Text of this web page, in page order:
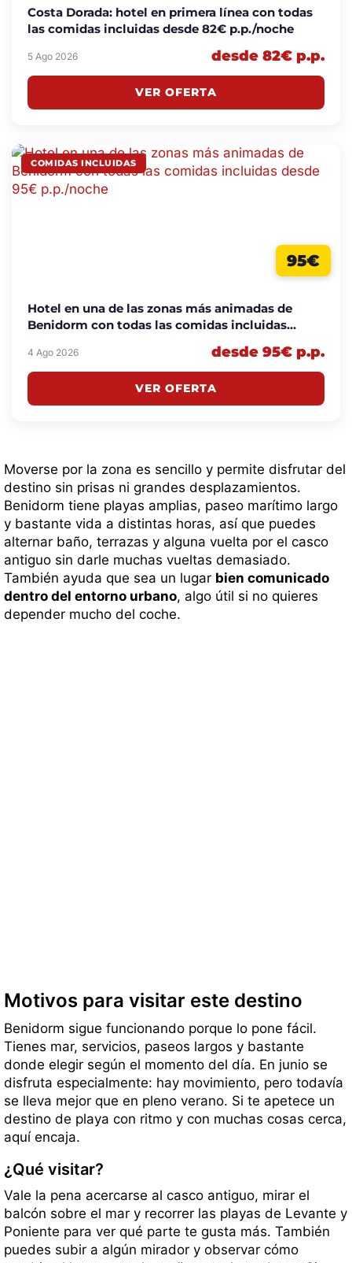
Costa Dorada: hotel en primera línea con todas
las comidas incluidas desde 82€ p.p./noche
5 Ago 2026 desde 82€ p.p.
VER OFERTA
COMIDAS INCLUIDAS
95€
Hotel en una de las zonas más animadas de
Benidorm con todas las comidas incluidas
4 Ago 2026 desde 95€ p.p.
VER OFERTA
Moverse por la zona es sencillo y permite disfrutar del
destino sin prisas ni grandes desplazamientos.
Benidorm tiene playas amplias, paseo marítimo largo
y bastante vida a distintas horas, así que puedes
alternar baño, terrazas y alguna vuelta por el casco
antiguo sin darle muchas vueltas demasiado.
También ayuda que sea un lugar bien comunicado
dentro del entorno urbano, algo útil si no quieres
depender mucho del coche.
Motivos para visitar este destino
Benidorm sigue funcionando porque lo pone fácil.
Tienes mar, servicios, paseos largos y bastante
donde elegir según el momento del día. En junio se
disfruta especialmente: hay movimiento, pero todavía
se lleva mejor que en pleno verano. Si te apetece un
destino de playa con ritmo y con muchas cosas cerca,
aquí encaja.
¿Qué visitar?
Vale la pena acercarse al casco antiguo, mirar el
balcón sobre el mar y recorrer las playas de Levante y
Poniente para ver qué parte te gusta más. También
puedes subir a algún mirador y observar cómo